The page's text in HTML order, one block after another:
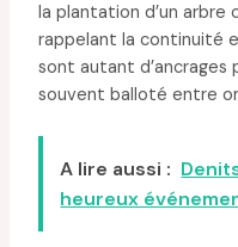
la plantation d’un arbre
rappelant la continuité
sont autant
souvent balloté entre
A lire aussi :
heureux